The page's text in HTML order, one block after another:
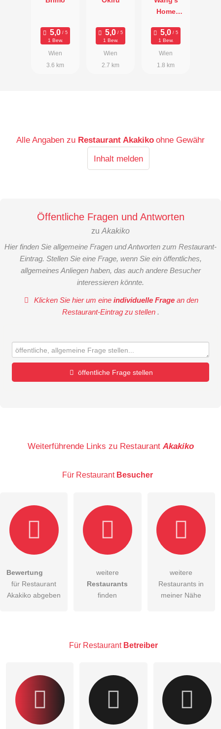
1 Bew.
Wien
3.6 km
1 Bew.
Wien
2.7 km
Home
1 Bew.
Wien
1.8 km
Alle Angaben zu Restaurant Akakiko ohne Gewähr
Inhalt melden
Öffentliche Fragen und Antworten
zu Akakiko
Hier finden Sie allgemeine Fragen und Antworten zum Restaurant-
Eintrag. Stellen Sie eine Frage, wenn Sie ein öffentliches,
allgemeines Anliegen haben, das auch andere Besucher
interessieren könnte.
Klicken Sie hier um eineindividuelle Frage an den
Restaurant-Eintrag zu stellen .
öffentliche Frage stellen
E-Mail-Adresse (wird nicht veröffentlicht)
Hiermit akzeptiere ich dieAGB
DieDatenschutzerklärung habe ich zur Kenntnis genommen.
Bitte beachten Sie, öffentliche Fragen sind
Restaurant-Eintrag zu stellen.
Weiterführende Links zu Restaurant Akakiko
Für Restaurant Besucher
Bewertung
für Restaurant
Akakiko abgeben
weitere
Restaurants
finden
weitere
Restaurants in
meiner Nähe
Für Restaurant Betreiber